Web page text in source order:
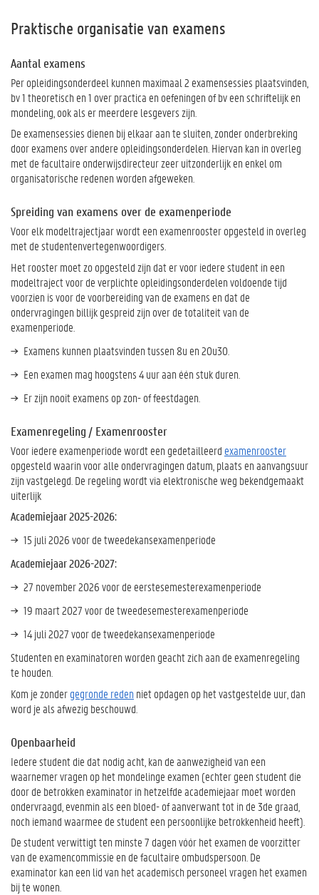
Praktische organisatie van examens
Aantal examens
Per opleidingsonderdeel kunnen maximaal 2 examensessies plaatsvinden,
bv 1 theoretisch en 1 over practica en oefeningen of bv een schriftelijk en
mondeling, ook als er meerdere lesgevers zijn.
De examensessies dienen bij elkaar aan te sluiten, zonder onderbreking
door examens over andere opleidingsonderdelen. Hiervan kan in overleg
met de facultaire onderwijsdirecteur zeer uitzonderlijk en enkel om
organisatorische redenen worden afgeweken.
Spreiding van examens over de examenperiode
Voor elk modeltrajectjaar wordt een examenrooster opgesteld in overleg
met de studentenvertegenwoordigers.
Het rooster moet zo opgesteld zijn dat er voor iedere student in een
modeltraject voor de verplichte opleidingsonderdelen voldoende tijd
voorzien is voor de voorbereiding van de examens en dat de
ondervragingen billijk gespreid zijn over de totaliteit van de
examenperiode.
Examens kunnen plaatsvinden tussen 8u en 20u30.
Een examen mag hoogstens 4 uur aan één stuk duren.
Er zijn nooit examens op zon- of feestdagen.
Examenregeling / Examenrooster
Voor iedere examenperiode wordt een gedetailleerd examenrooster
opgesteld waarin voor alle ondervragingen datum, plaats en aanvangsuur
zijn vastgelegd. De regeling wordt via elektronische weg bekendgemaakt
uiterlijk
Academiejaar 2025-2026:
15 juli 2026 voor de tweedekansexamenperiode
Academiejaar 2026-2027:
27 november 2026 voor de eerstesemesterexamenperiode
19 maart 2027 voor de tweedesemesterexamenperiode
14 juli 2027 voor de tweedekansexamenperiode
Studenten en examinatoren worden geacht zich aan de examenregeling
te houden.
Kom je zondergegronde reden niet opdagen op het vastgestelde uur, dan
word je als afwezig beschouwd.
Openbaarheid
Iedere student die dat nodig acht, kan de aanwezigheid van een
waarnemer vragen op het mondelinge examen (echter geen student die
door de betrokken examinator in hetzelfde academiejaar moet worden
ondervraagd, evenmin als een bloed- of aanverwant tot in de 3de graad,
noch iemand waarmee de student een persoonlijke betrokkenheid heeft).
De student verwittigt ten minste 7 dagen vóór het examen de voorzitter
van de examencommissie en de facultaire ombudspersoon. De
examinator kan een lid van het academisch personeel vragen het examen
bij te wonen.